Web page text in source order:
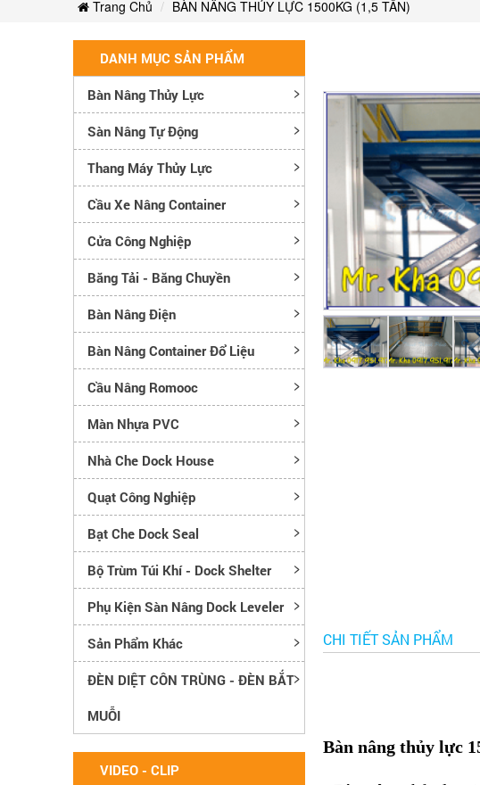
Trang Chủ BÀN NÂNG THỦY LỰC 1500KG (1,5 TẤN)
DANH MỤC SẢN PHẨM
Bàn Nâng Thủy Lực
Sàn Nâng Tự Động
Thang Máy Thủy Lực
Cầu Xe Nâng Container
Cửa Công Nghiệp
Băng Tải - Băng Chuyền
Bàn Nâng Điện
Bàn Nâng Container Đổ Liệu
Cầu Nâng Romooc
Màn Nhựa PVC
Nhà Che Dock House
Quạt Công Nghiệp
Bạt Che Dock Seal
Bộ Trùm Túi Khí - Dock Shelter
Phụ Kiện Sàn Nâng Dock Leveler
Sản Phẩm Khác
ĐÈN DIỆT CÔN TRÙNG - ĐÈN BẮT
MUỖI
VIDEO - CLIP
CHI TIẾT SẢN PHẨM
Bàn nâng thủy lực